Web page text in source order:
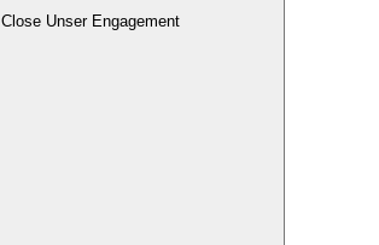
Close Unser Engagement